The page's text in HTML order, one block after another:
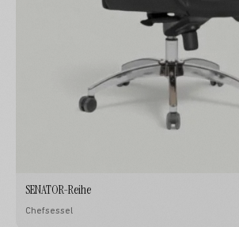
SENATOR-Reihe
Chefsessel